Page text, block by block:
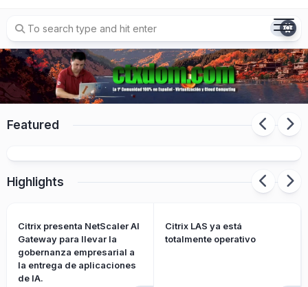
content
Featured
Highlights
Citrix presenta NetScaler AI
Gateway para llevar la
gobernanza empresarial a
la entrega de aplicaciones
de IA.
Citrix LAS ya está
totalmente operativo